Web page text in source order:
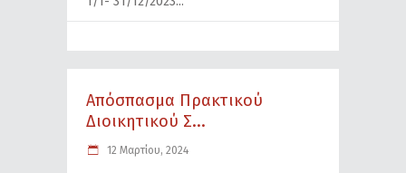
Απόσπασμα Πρακτικού
Διοικητικού Σ...
12 Μαρτίου, 2024